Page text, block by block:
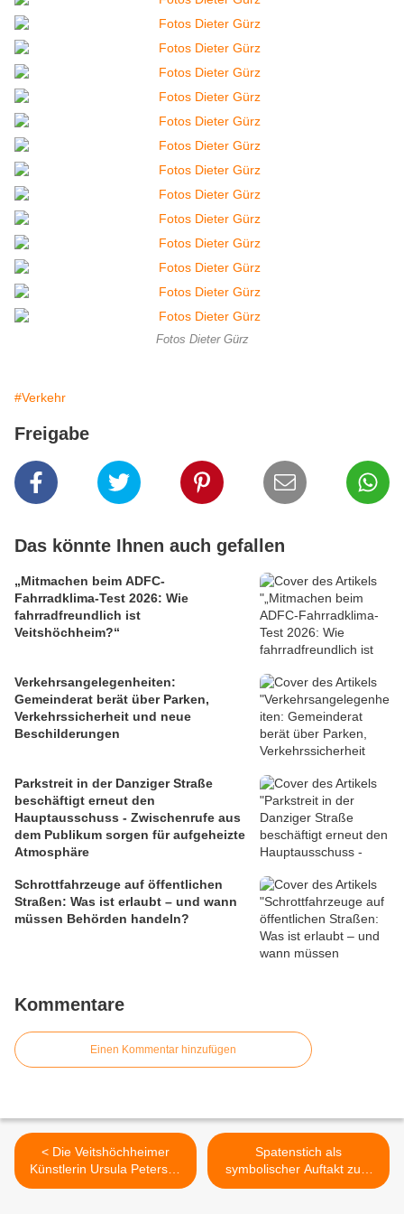
Fotos Dieter Gürz
#Verkehr
Freigabe
Das könnte Ihnen auch gefallen
„Mitmachen beim ADFC-
Fahrradklima-Test 2026: Wie
fahrradfreundlich ist
Veitshöchheim?“
Verkehrsangelegenheiten:
Gemeinderat berät über Parken,
Verkehrssicherheit und neue
Beschilderungen
Parkstreit in der Danziger Straße
beschäftigt erneut den
Hauptausschuss - Zwischenrufe aus
dem Publikum sorgen für aufgeheizte
Atmosphäre
Schrottfahrzeuge auf öffentlichen
Straßen: Was ist erlaubt – und wann
müssen Behörden handeln?
Kommentare
Einen Kommentar hinzufügen
< Die Veitshöchheimer
Künstlerin Ursula Peterson
realisierte ihren Traum von
Spatenstich als
symbolischer Auftakt zum
Bau einer